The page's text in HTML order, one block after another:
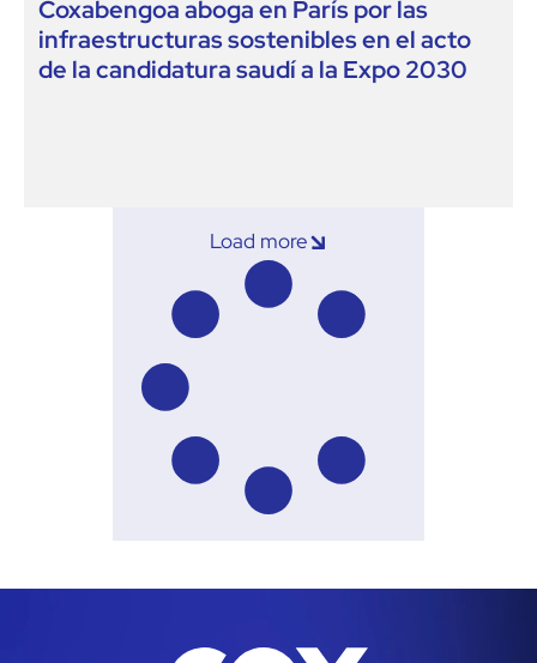
Coxabengoa aboga en París por las
infraestructuras sostenibles en el acto
de la candidatura saudí a la Expo 2030
Load more